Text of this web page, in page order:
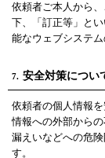
依頼者ご本人から
下、「訂正等」と
能なウェブシステム
7. 安全対策につい
依頼者の個人情報
情報への外部から
漏えいなどへの危
す。